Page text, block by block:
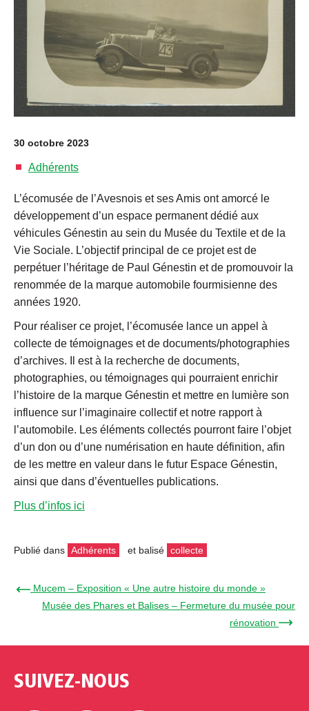
30 octobre 2023
Adhérents
L’écomusée de l’Avesnois et ses Amis ont amorcé le
développement d’un espace permanent dédié aux
véhicules Génestin au sein du Musée du Textile et de la
Vie Sociale. L’objectif principal de ce projet est de
perpétuer l’héritage de Paul Génestin et de promouvoir la
renommée de la marque automobile fourmisienne des
années 1920.
Pour réaliser ce projet, l’écomusée lance un appel à
collecte de témoignages et de documents/photographies
d’archives. Il est à la recherche de documents,
photographies, ou témoignages qui pourraient enrichir
l’histoire de la marque Génestin et mettre en lumière son
influence sur l’imaginaire collectif et notre rapport à
l’automobile. Les éléments collectés pourront faire l’objet
d’un don ou d’une numérisation en haute définition, afin
de les mettre en valeur dans le futur Espace Génestin,
ainsi que dans d’éventuelles publications.
Plus d’infos ici
Publié dans Adhérents et balisé collecte
← Mucem – Exposition « Une autre histoire du monde »
Musée des Phares et Balises – Fermeture du musée pour
rénovation →
SUIVEZ-NOUS